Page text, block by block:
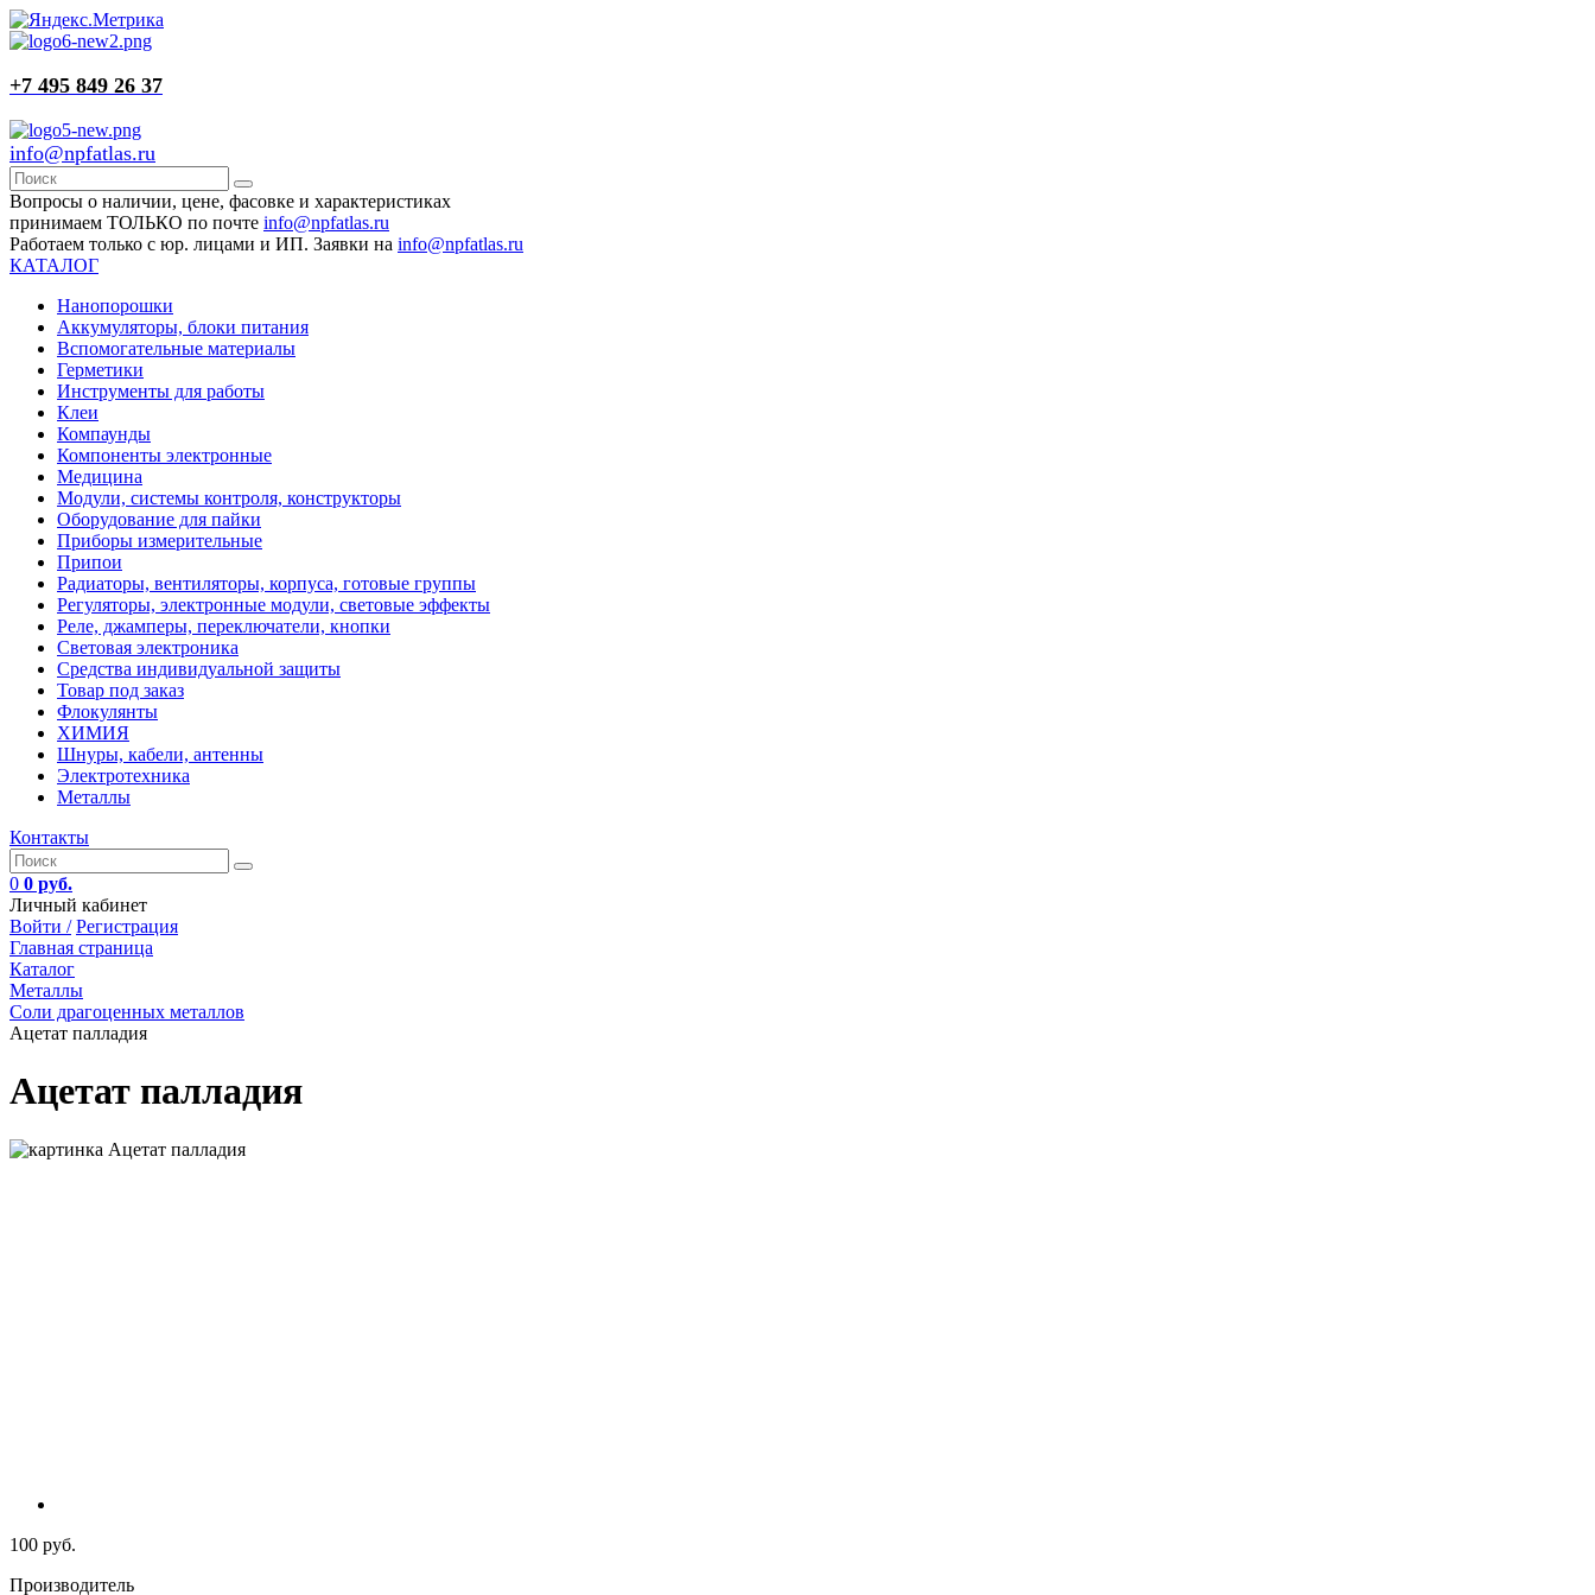
+7 495 849 26 37
info@npfatlas.ru
Вопросы о наличии, цене, фасовке и характеристиках
принимаем ТОЛЬКО по почте info@npfatlas.ru
Работаем только с юр. лицами и ИП. Заявки на info@npfatlas.ru
КАТАЛОГ
Нанопорошки
Аккумуляторы, блоки питания
Вспомогательные материалы
Герметики
Инструменты для работы
Клеи
Компаунды
Компоненты электронные
Медицина
Модули, системы контроля, конструкторы
Оборудование для пайки
Приборы измерительные
Припои
Радиаторы, вентиляторы, корпуса, готовые группы
Регуляторы, электронные модули, световые эффекты
Реле, джамперы, переключатели, кнопки
Световая электроника
Средства индивидуальной защиты
Товар под заказ
Флокулянты
ХИМИЯ
Шнуры, кабели, антенны
Электротехника
Металлы
Контакты
0 0 руб.
Личный кабинет
Войти / Регистрация
Главная страница
Каталог
Металлы
Соли драгоценных металлов
Ацетат палладия
Ацетат палладия
100 руб.
Производитель